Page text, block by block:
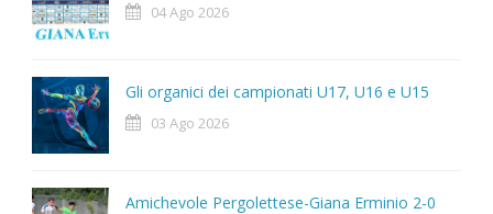
04 Ago 2026
Gli organici dei campionati U17, U16 e U15
03 Ago 2026
Amichevole Pergolettese-Giana Erminio 2-0